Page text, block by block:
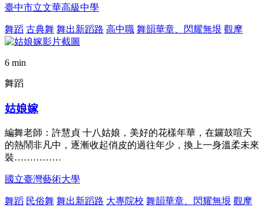
臺中市立文華高級中學
舞蹈 古典舞 舞出新蹈路 高中職 舞韻華章、閃耀無垠 觀摩
6 min
舞蹈
姑娘嫁
編舞老師：許慧貞 十八姑娘，美好的花樣年華，在鑼鼓喧天
的熱鬧非凡中，逐漸收起俏皮的過往年少，換上一身溫柔未來
裝……………
國立臺灣藝術大學
舞蹈 民俗舞 舞出新蹈路 大專院校 舞韻華章、閃耀無垠 觀摩